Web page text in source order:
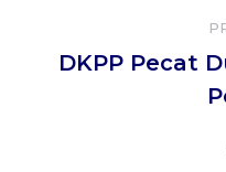
DKPP Pecat